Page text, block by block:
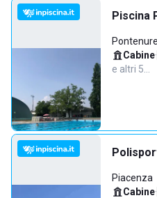
Piscina
Pontenure
Cabine·
e altri 5…
Piacenza
Cabine·